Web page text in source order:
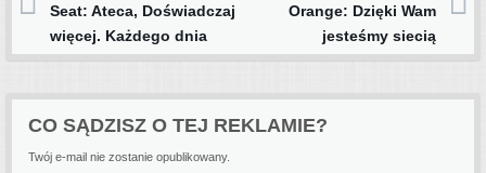
Post navigation
Seat: Ateca, Doświadczaj
więcej. Każdego dnia
Orange: Dzięki Wam
jesteśmy siecią
CO SĄDZISZ O TEJ REKLAMIE?
Twój e-mail nie zostanie opublikowany.